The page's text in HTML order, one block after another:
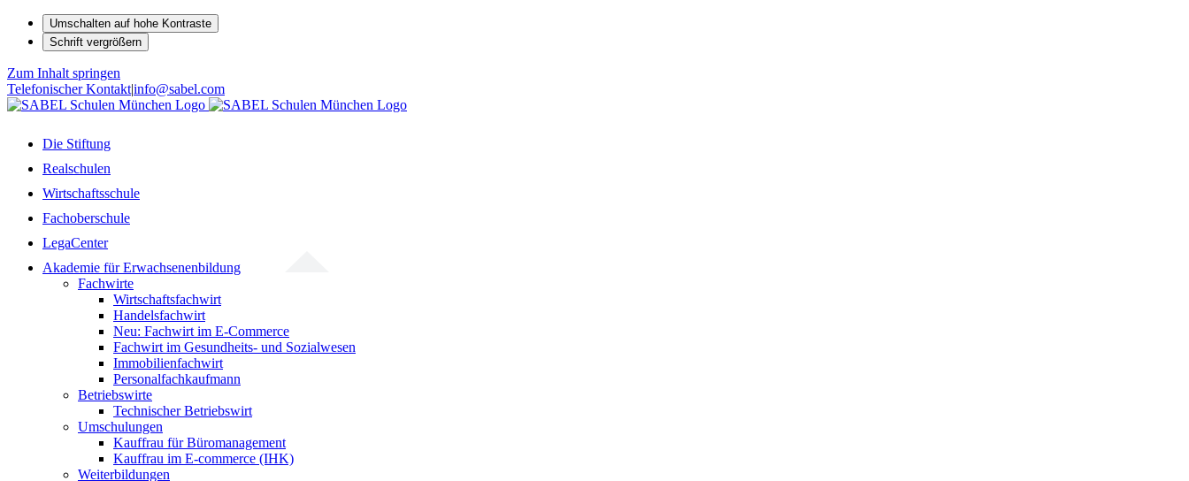
Umschalten auf hohe Kontraste
Schrift vergrößern
Zum Inhalt springen
Telefonischer Kontakt|info@sabel.com
Die Stiftung
Realschulen
Wirtschaftsschule
Fachoberschule
LegaCenter
Akademie für Erwachsenenbildung
Fachwirte
Wirtschaftsfachwirt
Handelsfachwirt
Neu: Fachwirt im E-Commerce
Fachwirt im Gesundheits- und Sozialwesen
Immobilienfachwirt
Personalfachkaufmann
Betriebswirte
Technischer Betriebswirt
Umschulungen
Kauffrau für Büromanagement
Kauffrau im E-commerce (IHK)
Weiterbildungen